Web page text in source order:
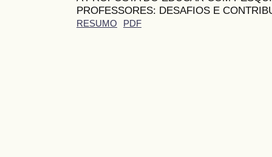
PROFESSORES: DESAFIOS E
RESUMO PDF